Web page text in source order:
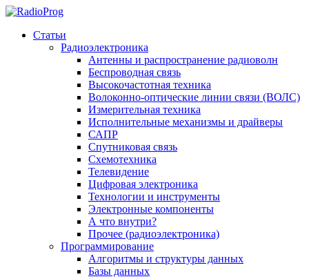
Статьи
Радиоэлектроника
Антенны и распространение радиоволн
Беспроводная связь
Высокочастотная техника
Волоконно-оптические линии связи (ВОЛС)
Измерительная техника
Исполнительные механизмы и драйверы
САПР
Спутниковая связь
Схемотехника
Телевидение
Цифровая электроника
Технологии и инструменты
Электронные компоненты
А что внутри?
Прочее (радиоэлектроника)
Программирование
Алгоритмы и структуры данных
Базы данных